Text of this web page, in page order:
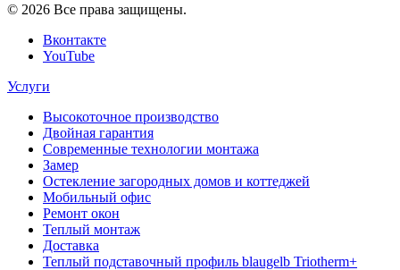
© 2026 Все права защищены.
Вконтакте
YouTube
Услуги
Высокоточное производство
Двойная гарантия
Современные технологии монтажа
Замер
Остекление загородных домов и коттеджей
Мобильный офис
Ремонт окон
Теплый монтаж
Доставка
Теплый подставочный профиль blaugelb Triotherm+